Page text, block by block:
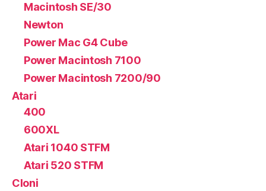
Macintosh SE/30
Newton
Power Mac G4 Cube
Power Macintosh 7100
Power Macintosh 7200/90
Atari
400
600XL
Atari 1040 STFM
Atari 520 STFM
Cloni